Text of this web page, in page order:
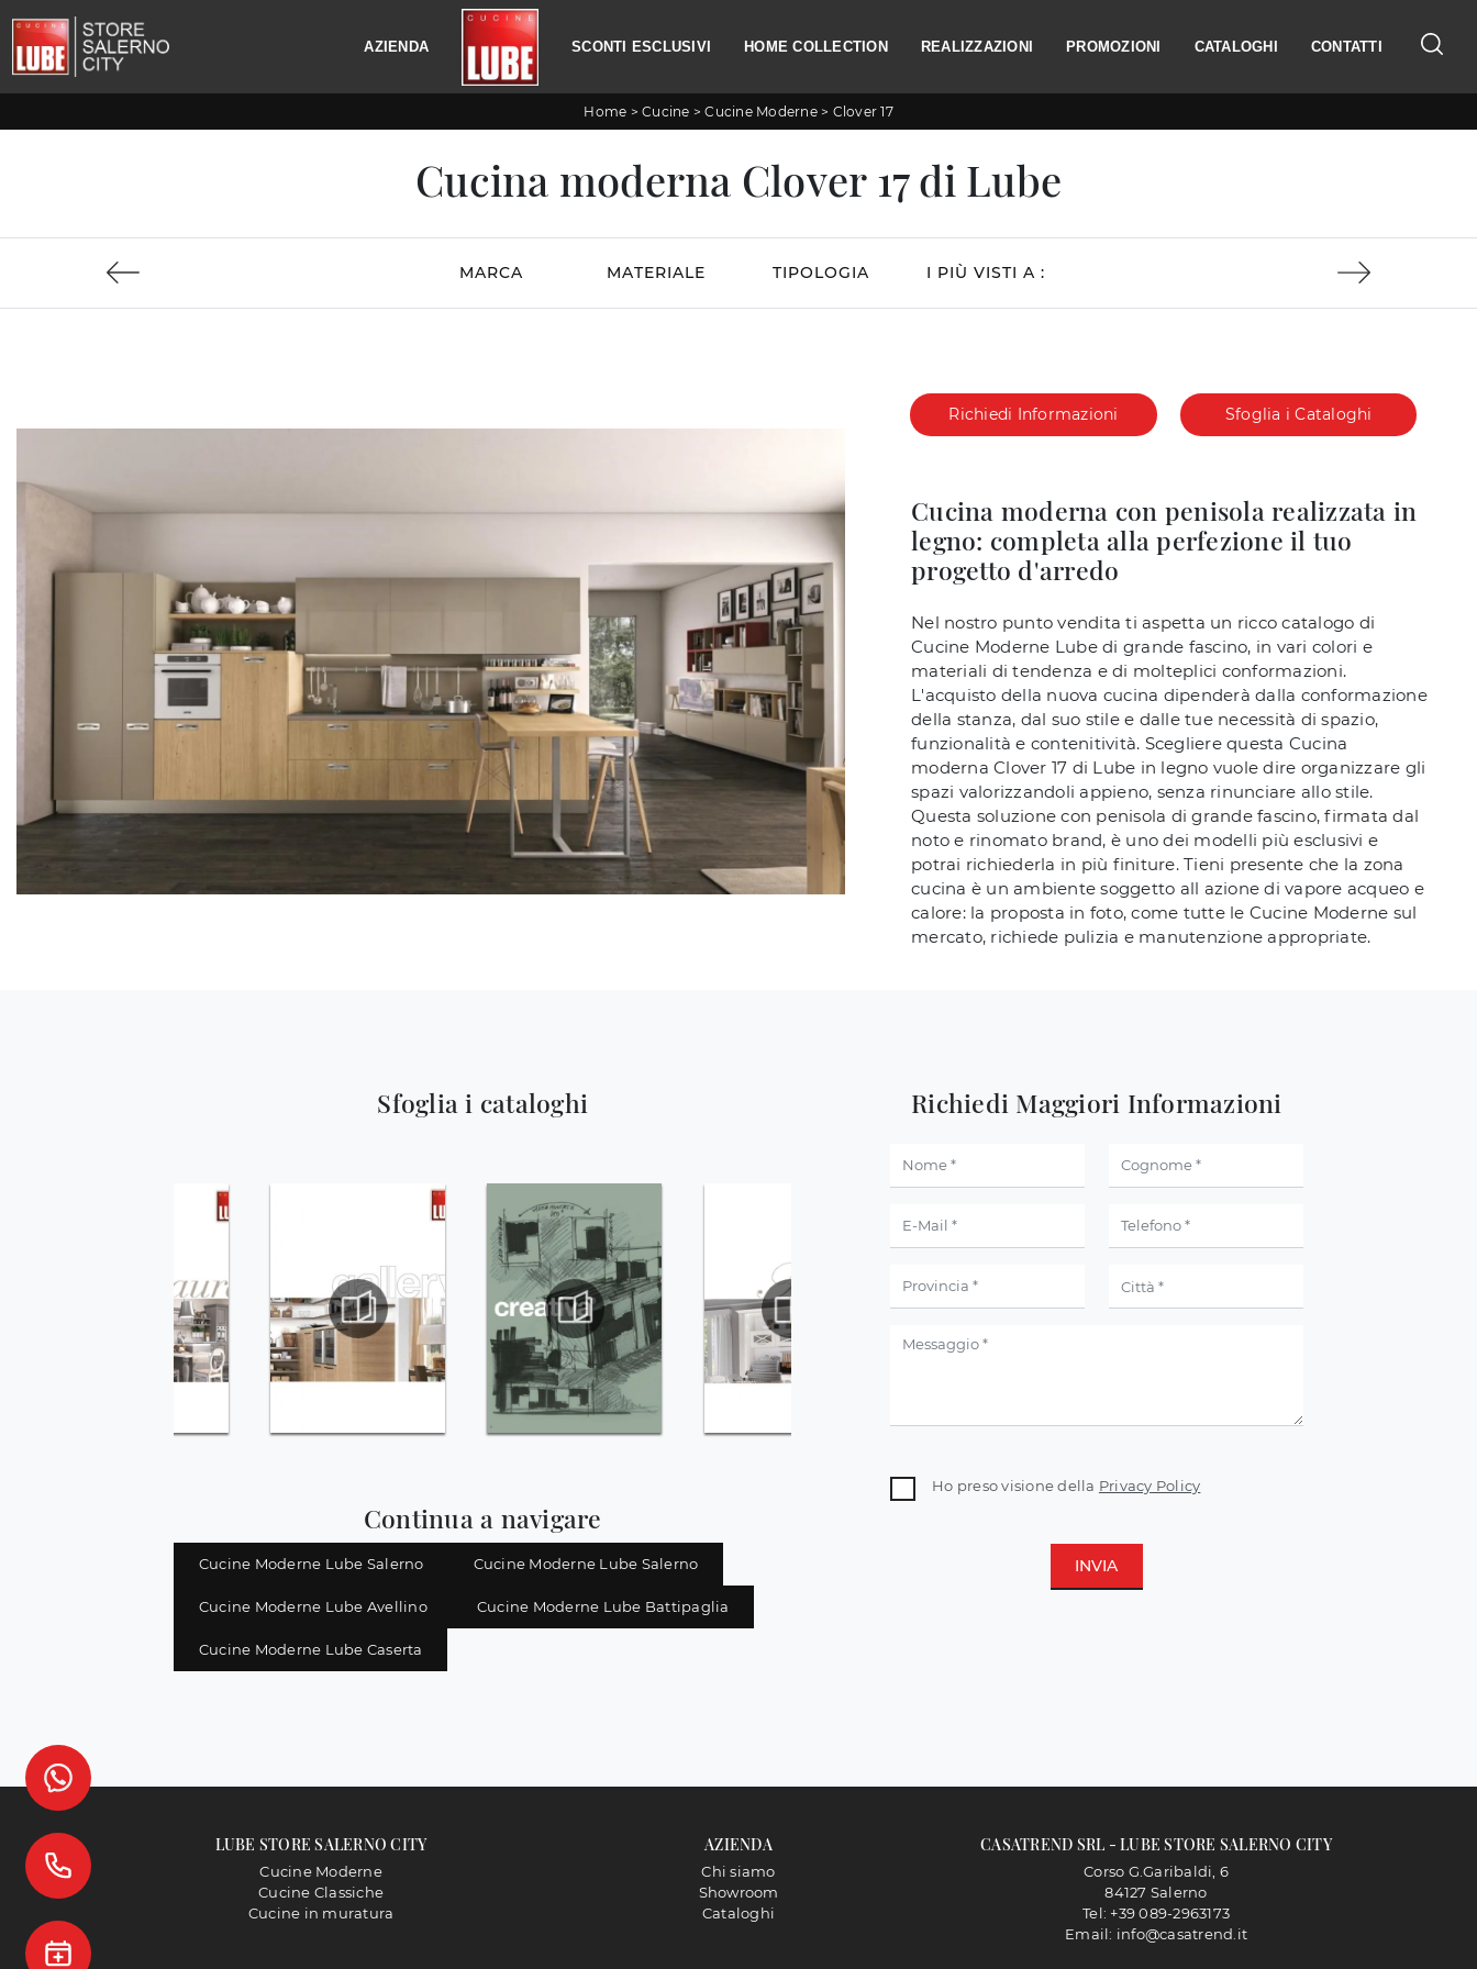
AZIENDA SCONTI ESCLUSIVI HOME COLLECTION REALIZZAZIONI PROMOZIONI CATALOGHI CONTATTI
Home > Cucine >Cucine Moderne > Clover 17
Cucina moderna Clover 17 di Lube
MARCA MATERIALE TIPOLOGIA I PIÙ VISTI A :
Richiedi Informazioni Sfoglia i Cataloghi
Cucina moderna con penisola realizzata in
legno: completa alla perfezione il tuo
progetto d'arredo
Nel nostro punto vendita ti aspetta un ricco catalogo di
Cucine Moderne Lube di grande fascino, in vari colori e
materiali di tendenza e di molteplici conformazioni.
L'acquisto della nuova cucina dipenderà dalla conformazione
della stanza, dal suo stile e dalle tue necessità di spazio,
funzionalità e contenitività. Scegliere questa Cucina
moderna Clover 17 di Lube in legno vuole dire organizzare gli
spazi valorizzandoli appieno, senza rinunciare allo stile.
Questa soluzione con penisola di grande fascino, firmata dal
noto e rinomato brand, è uno dei modelli più esclusivi e
potrai richiederla in più finiture. Tieni presente che la zona
cucina è un ambiente soggetto all azione di vapore acqueo e
calore: la proposta in foto, come tutte le Cucine Moderne sul
mercato, richiede pulizia e manutenzione appropriate.
Sfoglia i cataloghi
Continua a navigare
Cucine Moderne Lube Salerno Cucine Moderne Lube Salerno
Cucine Moderne Lube Avellino Cucine Moderne Lube Battipaglia
Cucine Moderne Lube Caserta
Richiedi Maggiori Informazioni
Ho preso visione della Privacy Policy
INVIA
LUBE STORE SALERNO CITY
Cucine Moderne
Cucine Classiche
Cucine in muratura
AZIENDA
Chi siamo
Showroom
Cataloghi
CASATREND SRL - LUBE STORE SALERNO CITY
Corso G.Garibaldi, 6
84127 Salerno
Tel: +39 089-2963173
Email: info@casatrend.it